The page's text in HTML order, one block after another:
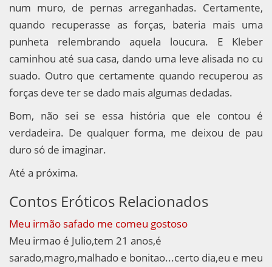
num muro, de pernas arreganhadas. Certamente,
quando recuperasse as forças, bateria mais uma
punheta relembrando aquela loucura. E Kleber
caminhou até sua casa, dando uma leve alisada no cu
suado. Outro que certamente quando recuperou as
forças deve ter se dado mais algumas dedadas.
Bom, não sei se essa história que ele contou é
verdadeira. De qualquer forma, me deixou de pau
duro só de imaginar.
Até a próxima.
Contos Eróticos Relacionados
Meu irmão safado me comeu gostoso
Meu irmao é Julio,tem 21 anos,é
sarado,magro,malhado e bonitao...certo dia,eu e meu